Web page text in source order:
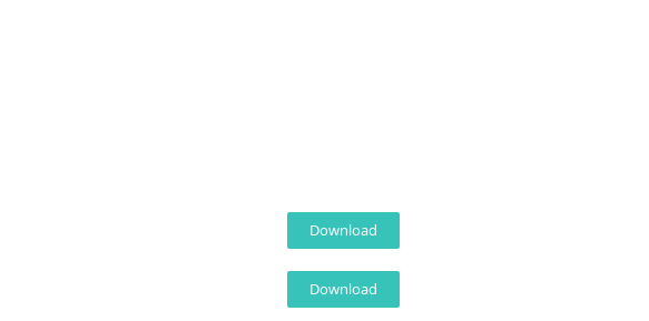
Download
Download